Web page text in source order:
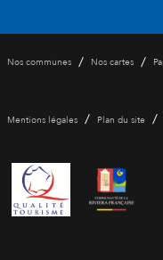
Nos communes / Nos cartes /
Mentions légales / Plan du site /